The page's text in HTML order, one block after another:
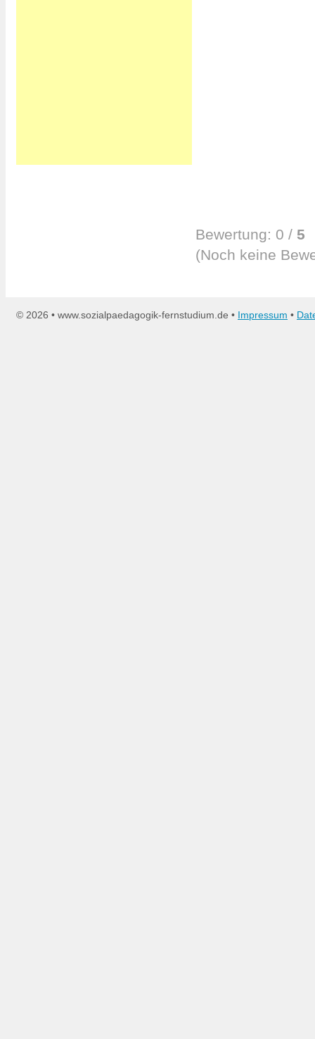
Bewertung: 0 / 5
(Noch keine
© 2026 • www.sozialpaedagogik-fernstudium.de • Impressum •